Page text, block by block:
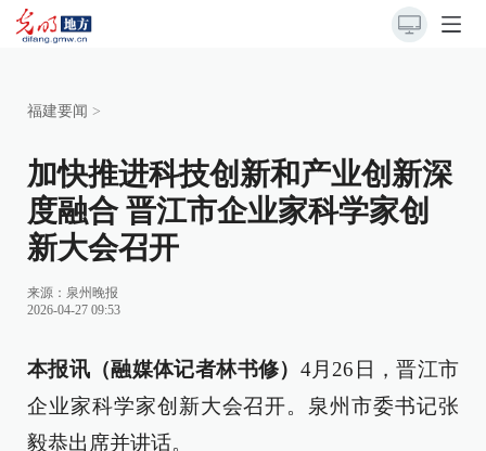
福建要闻 >
加快推进科技创新和产业创新深
度融合 晋江市企业家科学家创
新大会召开
来源： 泉州晚报
2026-04-27 09:53
本报讯（融媒体记者林书修） 4月26日，晋江市
企业家科学家创新大会召开。泉州市委书记张
毅恭出席并讲话。